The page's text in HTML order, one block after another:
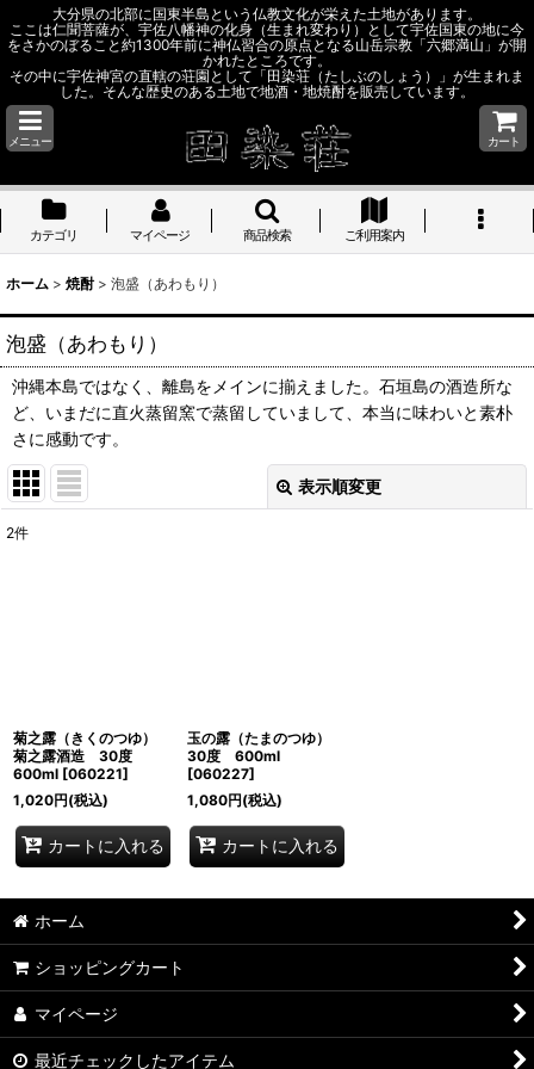
大分県の北部に国東半島という仏教文化が栄えた土地があります。
ここは仁聞菩薩が、宇佐八幡神の化身（生まれ変わり）として宇佐国東の地に今
をさかのぼること約1300年前に神仏習合の原点となる山岳宗教「六郷満山」が開
かれたところです。
その中に宇佐神宮の直轄の荘園として「田染荘（たしぶのしょう）」が生まれま
した。そんな歴史のある土地で地酒・地焼酎を販売しています。
メニュー カート
カテゴリ マイページ 商品検索 ご利用案内
ホーム > 焼酎 > 泡盛（あわもり）
泡盛（あわもり）
沖縄本島ではなく、離島をメインに揃えました。石垣島の酒造所な
ど、いまだに直火蒸留窯で蒸留していまして、本当に味わいと素朴
さに感動です。
表示順変更
2件
菊之露（きくのつゆ）
菊之露酒造 30度
600ml [060221]
1,020円(税込)
カートに入れる
玉の露（たまのつゆ）
30度 600ml
[060227]
1,080円(税込)
カートに入れる
ホーム
ショッピングカート
マイページ
最近チェックしたアイテム